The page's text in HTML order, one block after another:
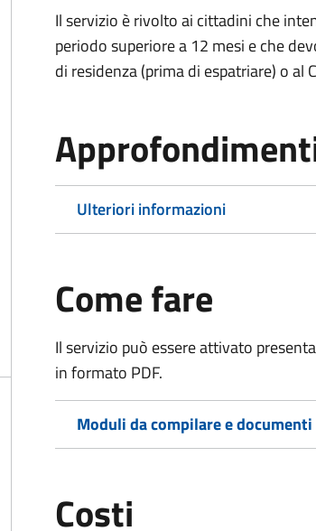
Il servizio è rivolto ai cittadini che
periodo superiore a 12 mesi e che
di residenza (prima di espatriare) o
Ulteriori informazioni
Come fare
Il servizio può essere attivato
in formato PDF.
Moduli da compilare e
Costi